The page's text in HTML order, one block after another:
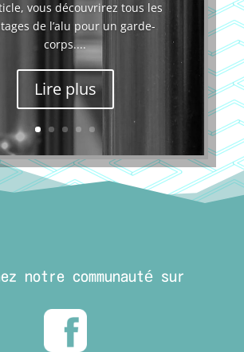
vous découvrirez tous les
de l’alu pour un garde-
corps....
Lire plus
notre communauté sur